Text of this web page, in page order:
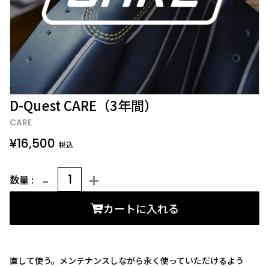
D-Quest CARE（3年間）
CARE
¥16,500
- +
カートに入れる
直して使う。メンテナンスしながら永く使っていただけるよう